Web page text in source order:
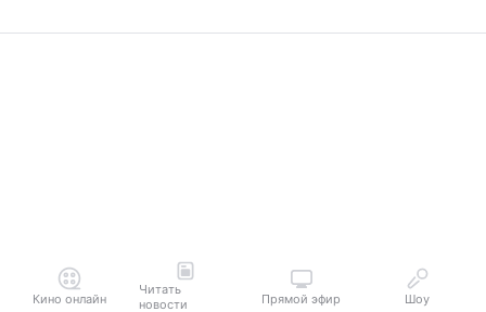
Кино онлайн
Читать
новости
Прямой эфир Шоу